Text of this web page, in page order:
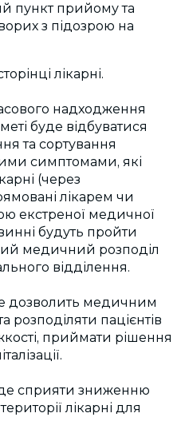
пункт прийому та
з підозрою на
лікарні.
надходження
буде відбуватися
та сортування
симптомами, які
(через
лікарем чи
екстреної медичної
будуть пройти
медичний розподіл
відділення.
дозволить медичним
розподіляти пацієнтів
приймати рішення
сприяти зниженню
лікарні для